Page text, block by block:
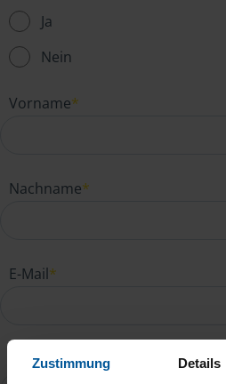
Zustimmung Details
Ja
Nein
Vorname*
Nachname*
E-Mail*
Telefonnummer